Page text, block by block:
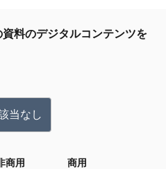
料のデジタルコンテンツを
当なし
商用 商用